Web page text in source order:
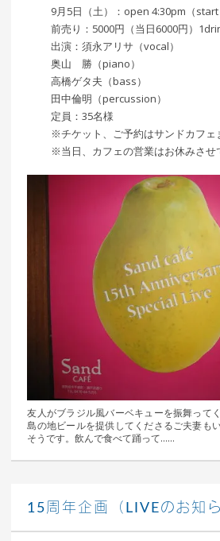
9月5日（土）：open 4:30pm（start
前売り：5000円（当日6000円）
出演：須永アリサ（vocal）
奥山 勝（piano）
高橋ゲタ夫（bass）
田中倫明（percussion）
定員：35名様
※チケット、ご予約はサンドカフェ
※当日、カフェの営業はお休みさせ
友人がブラジル風バーベキューを振舞って
島の地ビールを提供してくださるご夫妻も
そうです。飲んで食べて踊って……
15周年企画（LIVEのお知ら